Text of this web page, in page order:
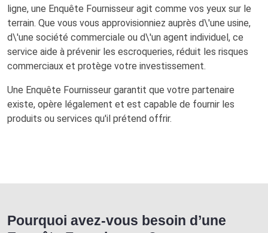
ligne, une Enquête Fournisseur agit comme vos yeux sur le
terrain. Que vous vous approvisionniez auprès d\'une usine,
d\'une société commerciale ou d\'un agent individuel, ce
service aide à prévenir les escroqueries, réduit les risques
commerciaux et protège votre investissement.
Une Enquête Fournisseur garantit que votre partenaire
existe, opère légalement et est capable de fournir les
produits ou services qu'il prétend offrir.
Pourquoi avez-vous besoin d’une